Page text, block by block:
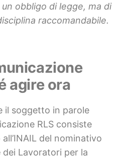
obbligo di legge, ma di
raccomandabile.
agire ora
il soggetto in parole
RLS consiste
del nominativo
Lavoratori per la